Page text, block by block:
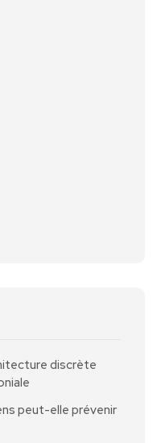
discrète
peut-elle prévenir